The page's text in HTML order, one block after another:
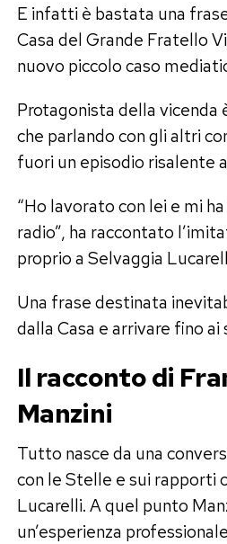
E infatti è bastata una
Casa del Grande Fratello
nuovo piccolo caso
Protagonista della vicenda
che parlando con gli altri
fuori un episodio risalente
“Ho lavorato con lei e mi
radio”, ha raccontato
proprio a Selvaggia
Una frase destinata
dalla Casa e arrivare fino ai
Il racconto di
Manzini
Tutto nasce da una
con le Stelle e sui rapporti
Lucarelli. A quel punto
un’esperienza